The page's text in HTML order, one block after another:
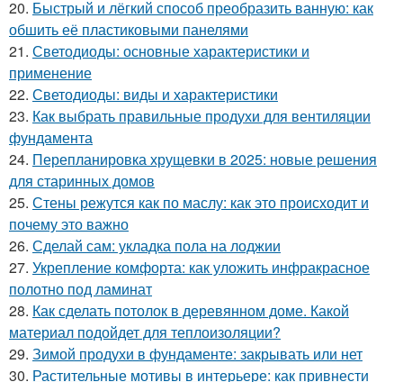
20. Быстрый и лёгкий способ преобразить ванную: как
обшить её пластиковыми панелями
21. Светодиоды: основные характеристики и
применение
22. Светодиоды: виды и характеристики
23. Как выбрать правильные продухи для вентиляции
фундамента
24. Перепланировка хрущевки в 2025: новые решения
для старинных домов
25. Стены режутся как по маслу: как это происходит и
почему это важно
26. Сделай сам: укладка пола на лоджии
27. Укрепление комфорта: как уложить инфракрасное
полотно под ламинат
28. Как сделать потолок в деревянном доме. Какой
материал подойдет для теплоизоляции?
29. Зимой продухи в фундаменте: закрывать или нет
30. Растительные мотивы в интерьере: как привнести